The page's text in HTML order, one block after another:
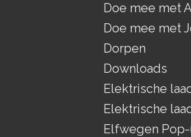
Doe mee met
Doe mee met
Dorpen
Downloads
Elektrische
Elektrische
Elfwegen